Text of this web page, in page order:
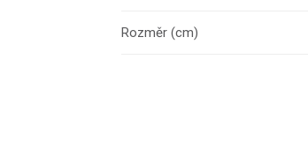
Rozměr (cm)